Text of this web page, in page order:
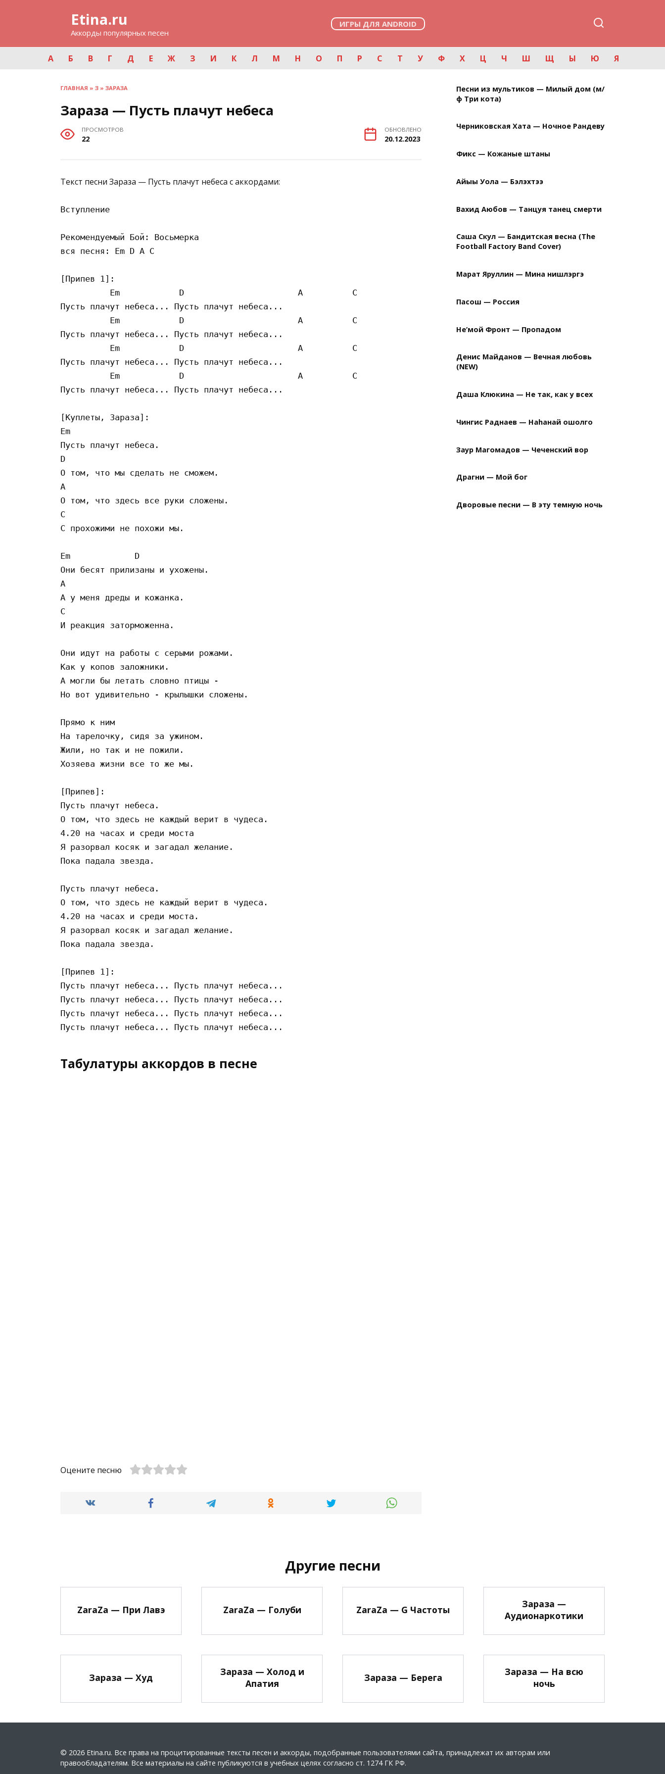
Etina.ru
Аккорды популярных песен
ИГРЫ ДЛЯ ANDROID
А Б В Г Д Е Ж З И К Л М Н О П Р С Т У Ф Х Ц Ч Ш Щ Ы Ю Я
ГЛАВНАЯ » З » ЗАРАЗА
Зараза — Пусть плачут небеса
ПРОСМОТРОВ
22
ОБНОВЛЕНО
20.12.2023
Текст песни Зараза — Пусть плачут небеса с аккордами:
Вступление
Рекомендуемый Бой: Восьмерка
вся песня: Em D A C
[Припев 1]:
          Em            D                       A          C
Пусть плачут небеса... Пусть плачут небеса...
          Em            D                       A          C
Пусть плачут небеса... Пусть плачут небеса...
          Em            D                       A          C
Пусть плачут небеса... Пусть плачут небеса...
          Em            D                       A          C
Пусть плачут небеса... Пусть плачут небеса...
[Куплеты, Зараза]:
Em
Пусть плачут небеса.
D
О том, что мы сделать не сможем.
A
О том, что здесь все руки сложены.
C
С прохожими не похожи мы.
Em             D
Они бесят прилизаны и ухожены.
A
А у меня дреды и кожанка.
C
И реакция заторможенна.
Они идут на работы с серыми рожами.
Как у копов заложники.
А могли бы летать словно птицы -
Но вот удивительно - крылышки сложены.
Прямо к ним
На тарелочку, сидя за ужином.
Жили, но так и не пожили.
Хозяева жизни все то же мы.
[Припев]:
Пусть плачут небеса.
О том, что здесь не каждый верит в чудеса.
4.20 на часах и среди моста
Я разорвал косяк и загадал желание.
Пока падала звезда.
Пусть плачут небеса.
О том, что здесь не каждый верит в чудеса.
4.20 на часах и среди моста.
Я разорвал косяк и загадал желание.
Пока падала звезда.
[Припев 1]:
Пусть плачут небеса... Пусть плачут небеса...
Пусть плачут небеса... Пусть плачут небеса...
Пусть плачут небеса... Пусть плачут небеса...
Табулатуры аккордов в песне
Оцените песню
Песни из мультиков — Милый дом (м/
ф Три кота)
Черниковская Хата — Ночное Рандеву
Фикс — Кожаные штаны
Айыы Уола — Бэлэхтээ
Вахид Аюбов — Танцуя танец смерти
Саша Скул — Бандитская весна (The
Football Factory Band Cover)
Марат Яруллин — Мина нишлэргэ
Пасош — Россия
Не’мой Фронт — Пропадом
Денис Майданов — Вечная любовь
(NEW)
Даша Клюкина — Не так, как у всех
Чингис Раднаев — Наhанай ошолго
Заур Магомадов — Чеченский вор
Драгни — Мой бог
Дворовые песни — В эту темную ночь
Другие песни
ZaraZa — При Лавэ ZaraZa — Голуби ZaraZa — G Частоты
Зараза —
Аудионаркотики
Зараза — Худ
Зараза — Холод и
Апатия
Зараза — Берега
Зараза — На всю
ночь
© 2026 Etina.ru. Все права на процитированные тексты песен и аккорды, подобранные пользователями сайта, принадлежат их авторам или
правообладателям. Все материалы на сайте публикуются в учебных целях согласно ст. 1274 ГК РФ.